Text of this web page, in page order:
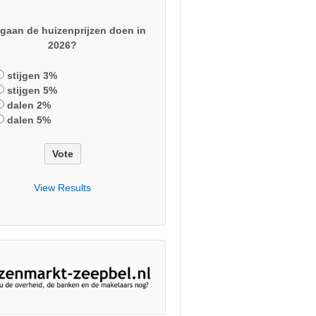
de huizenprijzen doen in
2026?
stijgen 3%
stijgen 5%
dalen 2%
dalen 5%
View Results